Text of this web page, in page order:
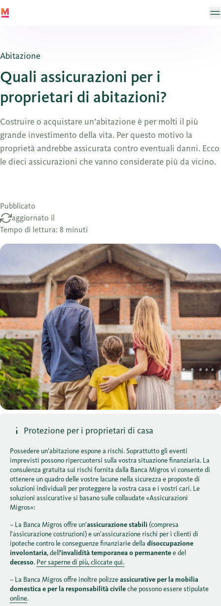
Abitazione
Quali assicurazioni per i
proprietari di abitazioni?
Costruire o acquistare un’abitazione è per molti il più
grande investimento della vita. Per questo motivo la
proprietà andrebbe assicurata contro eventuali danni. Ecco
le dieci assicurazioni che vanno considerate più da vicino.
Pubblicato
aggiornato il
Tempo di lettura: 8 minuti
Protezione per i proprietari di casa
Possedere un’abitazione espone a rischi. Soprattutto gli eventi
imprevisti possono ripercuotersi sulla vostra situazione finanziaria. La
consulenza gratuita sui rischi fornita dalla Banca Migros vi consente di
ottenere un quadro delle vostre lacune nella sicurezza e proposte di
soluzioni individuali per proteggere la vostra casa e i vostri cari. Le
soluzioni assicurative si basano sulle collaudate «Assicurazioni
Migros»:
– La Banca Migros offre un'assicurazione stabili (compresa
l'assicurazione costruzioni) e un'assicurazione rischi per i clienti di
ipoteche contro le conseguenze finanziarie della disoccupazione
involontaria, dell 'invalidità temporanea o permanentee del
decesso. Per saperne di più, cliccate qui.
– La Banca Migros offre inoltre polizzeassicurative per la mobilia
domestica e per la responsabilità civileche possono essere stipulate
online.